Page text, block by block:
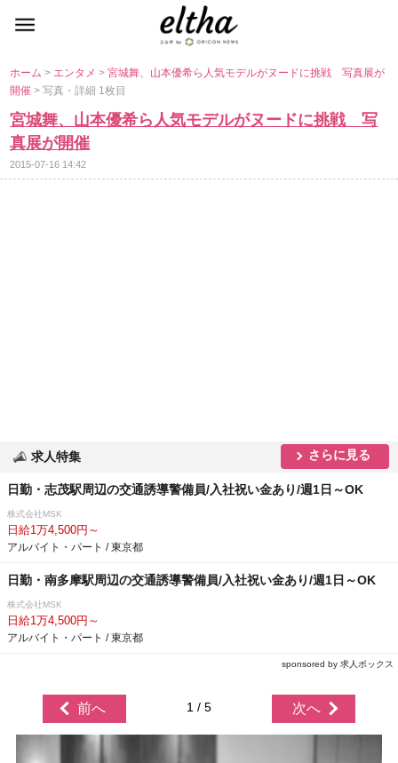
ホーム> エンタメ>宮城舞、山本優希ら人気モデルがヌードに挑戦 写真展が
開催> 写真・詳細 1枚目
宮城舞、山本優希ら人気モデルがヌードに挑戦 写
真展が開催
2015-07-16 14:42
求人特集 さらに見る
日勤・志茂駅周辺の交通誘導警備員/入社祝い金あり/週1日～OK
株式会社MSK
日給1万4,500円～
アルバイト・パート / 東京都
日勤・南多摩駅周辺の交通誘導警備員/入社祝い金あり/週1日～OK
株式会社MSK
日給1万4,500円～
アルバイト・パート / 東京都
sponsored by 求人ボックス
前へ 1 / 5 次へ